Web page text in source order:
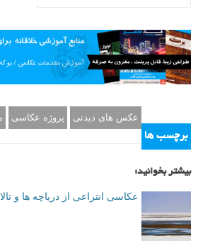
برچسب ها
عکس های دیدنی پروژه عکاسی
بیشتر بخوانید:
عکاسی انتزاعی از دریاچه ها و